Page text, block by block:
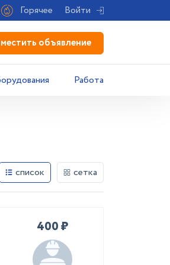
Горячее Войти
объявление
Работа
список сетка
400 ₽